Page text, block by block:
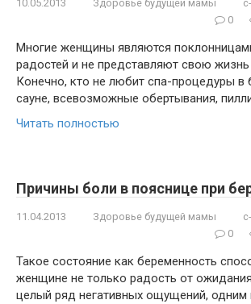
10.05.2013 Здоровье будущей мамы
0
Многие женщины являются
радостей и не представляют свою жизнь
Конечно, кто не любит спа-процедуры в
сауне, всевозможные обертывания,
Читать полностью
Причины боли в пояснице при
11.04.2013 Здоровье будущей мамы
0
Такое состояние как беременность
женщине не только радость от
целый ряд негативных ощущений, одним